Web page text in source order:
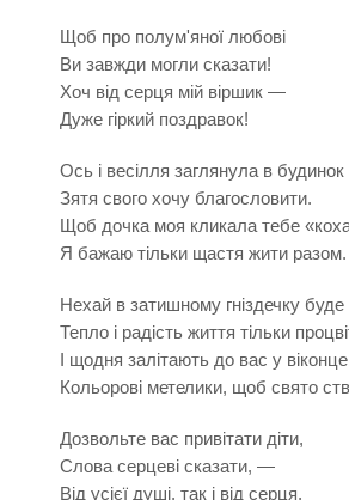
Щоб про полум'яної любові
Ви завжди могли сказати!
Хоч від серця мій віршик —
Дуже гіркий поздравок!
Ось і весілля заглянула в будинок
Зятя свого хочу благословити.
Щоб дочка моя кликала тебе
Я бажаю тільки щастя жити разом.
Нехай в затишному гніздечку
Тепло і радість життя тільки
І щодня залітають до вас у віконце
Кольорові метелики, щоб свято
Дозвольте вас привітати діти,
Слова серцеві сказати, —
Від усієї душі, так і від серця,